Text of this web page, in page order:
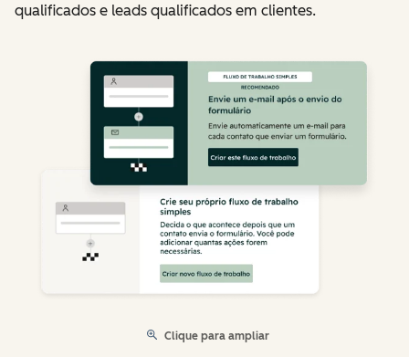
qualificados e leads qualificados em clientes.
Clique para ampliar